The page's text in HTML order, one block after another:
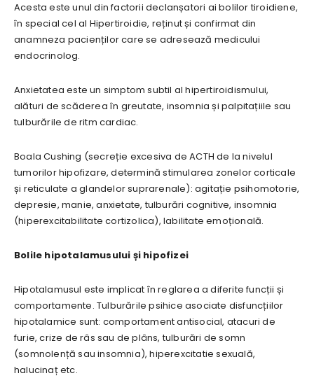
Acesta este unul din factorii declanșatori ai bolilor tiroidiene,
în special cel al Hipertiroidie, reținut și confirmat din
anamneza pacienților care se adresează medicului
endocrinolog.
Anxietatea este un simptom subtil al hipertiroidismului,
alături de scăderea în greutate, insomnia și palpitațiile sau
tulburările de ritm cardiac.
Boala Cushing (secreție excesiva de ACTH de la nivelul
tumorilor hipofizare, determină stimularea zonelor corticale
și reticulate a glandelor suprarenale): agitație psihomotorie,
depresie, manie, anxietate, tulburări cognitive, insomnia
(hiperexcitabilitate cortizolica), labilitate emoțională.
Bolile hipotalamusului și hipofizei
Hipotalamusul este implicat în reglarea a diferite funcții și
comportamente. Tulburările psihice asociate disfuncțiilor
hipotalamice sunt: comportament antisocial, atacuri de
furie, crize de râs sau de plâns, tulburări de somn
(somnolență sau insomnia), hiperexcitatie sexuală,
halucinaț etc.